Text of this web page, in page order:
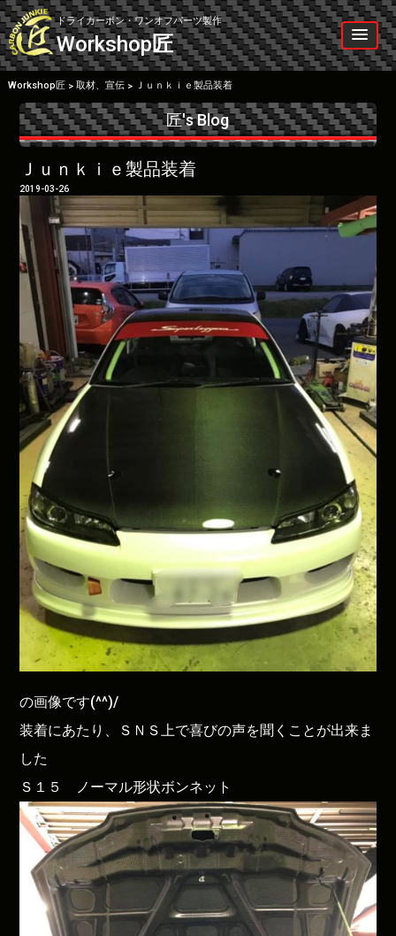
Skip
to
content
ドライカーボン・ワンオフパーツ製作
Workshop匠
Workshop匠> 取材、宣伝> Ｊｕｎｋｉｅ製品装着
匠's Blog
Ｊｕｎｋｉｅ製品装着
2019-03-26
の画像です(^^)/
装着にあたり、ＳＮＳ上で喜びの声を聞くことが出来ま
した
Ｓ１５ ノーマル形状ボンネット